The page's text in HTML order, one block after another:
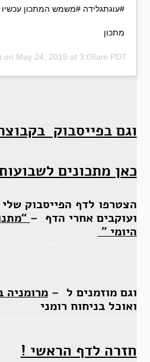
#עוגתגלידה #משמש המתכון
מתכון
on May 24, 2019 at 3:08am PDT
וגם בפייסבוק
כאן מתכונים
הצטרפו לדף הפייסבוק
ועוקבים אחרי הדף –
היומי ”
וגם מוזמנים ל –
ואוכל בניחוח רומני
חזרה לדף הראשי !